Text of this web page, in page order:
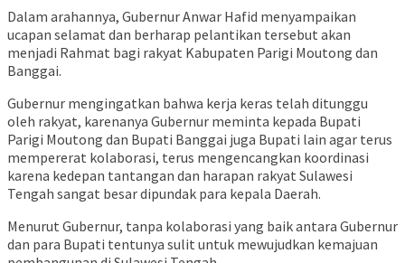
Dalam arahannya, Gubernur Anwar Hafid menyampaikan
ucapan selamat dan berharap pelantikan tersebut akan
menjadi Rahmat bagi rakyat Kabupaten Parigi Moutong dan
Banggai.
Gubernur mengingatkan bahwa kerja keras telah ditunggu
oleh rakyat, karenanya Gubernur meminta kepada Bupati
Parigi Moutong dan Bupati Banggai juga Bupati lain agar terus
mempererat kolaborasi, terus mengencangkan koordinasi
karena kedepan tantangan dan harapan rakyat Sulawesi
Tengah sangat besar dipundak para kepala Daerah.
Menurut Gubernur, tanpa kolaborasi yang baik antara Gubernur
dan para Bupati tentunya sulit untuk mewujudkan kemajuan